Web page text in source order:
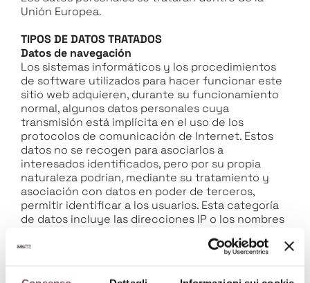
LA EMPRESA
SOSTENIBILIDAD
ARCHITECTURAL
TRANSFER
Unión Europea.
TIPOS DE DATOS TRATADOS
Datos de navegación
Los sistemas informáticos y los procedimientos
de software utilizados para hacer funcionar este
sitio web adquieren, durante su funcionamiento
normal, algunos datos personales cuya
transmisión está implícita en el uso de los
protocolos de comunicación de Internet. Estos
datos no se recogen para asociarlos a
interesados identificados, pero por su propia
naturaleza podrían, mediante su tratamiento y
asociación con datos en poder de terceros,
permitir identificar a los usuarios. Esta categoría
de datos incluye las direcciones IP o los nombres
usuarios que se conectan al sitio, las direcciones